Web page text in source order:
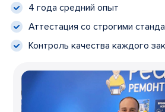
4 года средний опыт
Аттестация со строгими
Контроль качества каждого